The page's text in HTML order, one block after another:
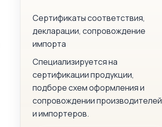
Сертификаты соответствия,
декларации, сопровождение
импорта
Специализируется на
сертификации продукции,
подборе схем оформления и
сопровождении производителей
и импортеров.